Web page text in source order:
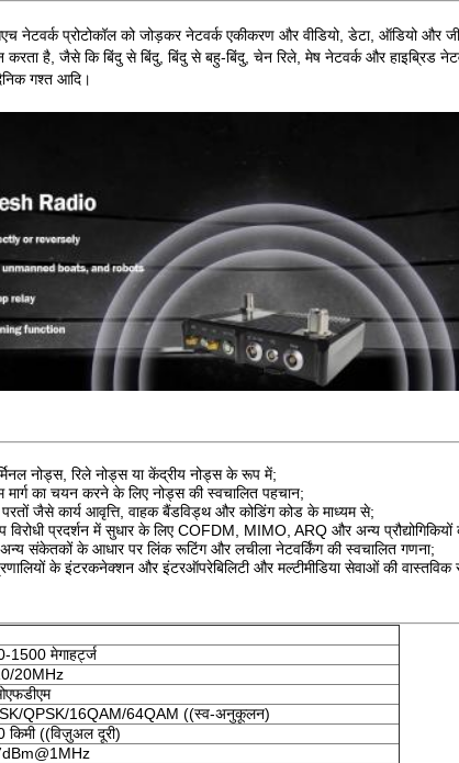
प्रोटोकॉल को जोड़कर नेटवर्क एकीकरण और वीडियो, डेटा, ऑडियो और
करता है, जैसे कि बिंदु से बिंदु, बिंदु से बहु-बिंदु, चेन रिले, मेष नेटवर्क और हाइब्रिड
गश्त आदि।
नोड्स, रिले नोड्स या केंद्रीय नोड्स के रूप में;
का चयन करने के लिए नोड्स की स्वचालित पहचान;
जैसे कार्य आवृत्ति, वाहक बैंडविड्थ और कोडिंग कोड के माध्यम से;
विरोधी प्रदर्शन में सुधार के लिए COFDM, MIMO, ARQ और अन्य प्रौद्योगिकियों
संकेतकों के आधार पर लिंक रूटिंग और लचीला नेटवर्किंग की स्वचालित गणना;
के इंटरकनेक्शन और इंटरऑपरेबिलिटी और मल्टीमीडिया सेवाओं की वास्तविक
1500 मेगाहर्ट्ज
20MHz
QPSK/16QAM/64QAM ((स्व-अनुकूलन)
किमी ((विज़ुअल दूरी)